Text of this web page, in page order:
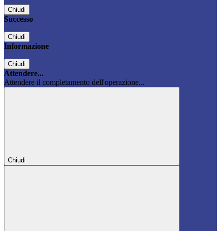
Chiudi
Successo
Chiudi
Informazione
Chiudi
Attendere...
Attendere il completamento dell'operazione...
Chiudi